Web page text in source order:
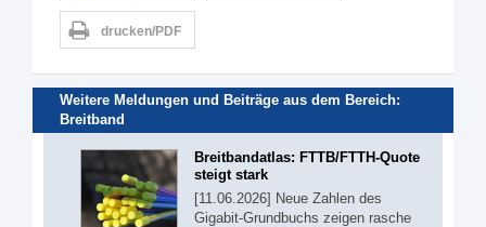
drucken/PDF
Weitere Meldungen und Beiträge aus dem Bereich:
Breitband
Breitbandatlas: FTTB/FTTH-Quote
steigt stark
[11.06.2026] Neue Zahlen des
Gigabit-Grundbuchs zeigen rasche